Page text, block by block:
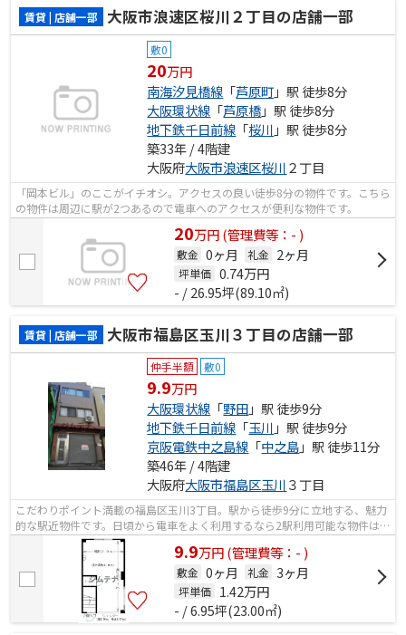
賃貸 | 店舗一部 大阪市浪速区桜川２丁目の店舗一部
敷0
20万円
南海汐見橋線 「芦原町」駅 徒歩8分
大阪環状線 「芦原橋」駅 徒歩8分
地下鉄千日前線 「桜川 」駅 徒歩8分
築33年 / 4階建
大阪府大阪市浪速区桜川２丁目
「岡本ビル」のここがイチオシ。アクセスの良い徒歩8分の物件です。こちら
の物件は周辺に駅が2つあるので電車へのアクセスが便利な物件です。
20万円(管理費等：- )
敷金 0ヶ月 礼金 2ヶ月
坪単価 0.74万円
- / 26.95坪(89.10㎡)
賃貸 | 店舗一部 大阪市福島区玉川３丁目の店舗一部
仲手半額 敷0
9.9万円
大阪環状線 「野田」駅 徒歩9分
地下鉄千日前線 「玉川 」駅 徒歩9分
京阪電鉄中之島線 「中之島」駅 徒歩11分
築46年 / 4階建
大阪府大阪市福島区玉川３丁目
こだわりポイント満載の福島区玉川3丁目。駅から徒歩9分に立地する、魅力
的な駅近物件です。日頃から電車をよく利用するなら2駅利用可能な物件はい
かがでしょうか。
9.9万円(管理費等：- )
敷金 0ヶ月 礼金 3ヶ月
坪単価 1.42万円
- / 6.95坪(23.00㎡)